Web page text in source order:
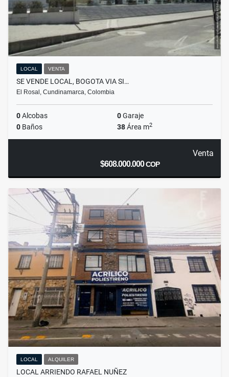
LOCAL VENTA
SE VENDE LOCAL, BOGOTA VIA SI…
El Rosal, Cundinamarca, Colombia
0Alcobas 0Garaje
0 Baños 38Área m2
Venta
$608.000.000COP
LOCAL ALQUILER
LOCAL ARRIENDO RAFAEL NUÑEZ